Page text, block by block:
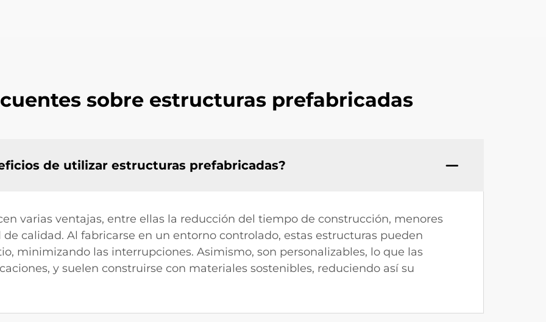
sobre estructuras prefabricadas
de utilizar estructuras prefabricadas?
varias ventajas, entre ellas la reducción del tiempo de construcción, menores
calidad. Al fabricarse en un entorno controlado, estas estructuras pueden
minimizando las interrupciones. Asimismo, son personalizables, lo que las
y suelen construirse con materiales sostenibles, reduciendo así su